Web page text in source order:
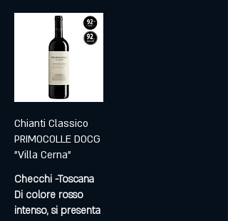
Chianti Classico
PRIMOCOLLE DOCG
"Villa Cerna"
Checchi -Toscana
Di colore rosso
intenso, si presenta